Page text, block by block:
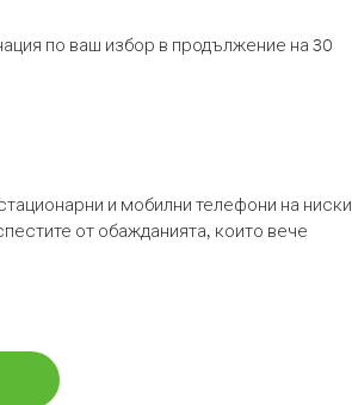
по ваш избор в продължение на 30
и мобилни телефони на ниски
от обажданията, които вече